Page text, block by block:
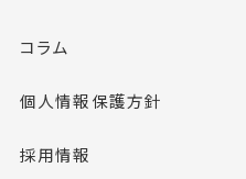
コラム
個人情報保護方針
採用情報